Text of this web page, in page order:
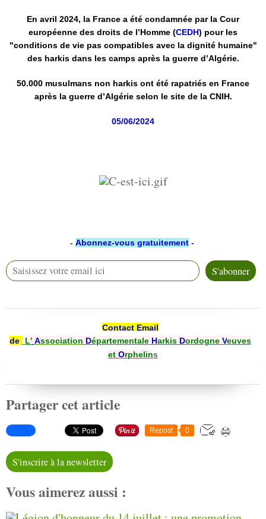
En avril 2024, la France a été condamnée par la Cour
européenne des droits de l’Homme (CEDH) pour les
"conditions de vie pas compatibles avec la dignité humaine"
des harkis dans les camps après la guerre d’Algérie.
50.000 musulmans non harkis ont été rapatriés en France
après la guerre d’Algérie selon le site de la CNIH.
05/06/2024
- Abonnez-vous gratuitement -
Contact Email
de
L' Association DépartementaleHarkis DordogneVeuves
et Orphelins
Partager cet article
Repost 0
S'inscrire à la newsletter
Vous aimerez aussi :